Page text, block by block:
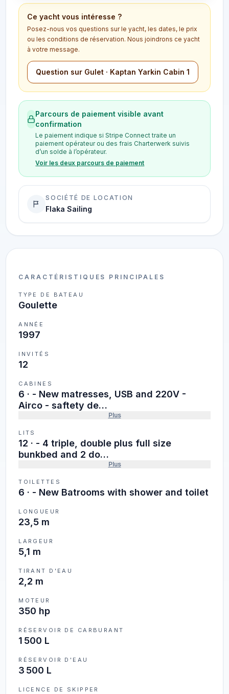
CARACTÉRISTIQUES PRINCIPALES
TYPE DE BATEAU
Goulette
ANNÉE
1997
INVITÉS
12
CABINES
6 · - New matresses, USB and 220V -
Airco - saftety de…
Plus
LITS
12 · - 4 triple, double plus full size
bunkbed and 2 do…
Plus
TOILETTES
6 · - New Batrooms with shower and toilet
LONGUEUR
23,5 m
LARGEUR
5,1 m
TIRANT D'EAU
2,2 m
MOTEUR
350 hp
RÉSERVOIR DE CARBURANT
1 500 L
RÉSERVOIR D'EAU
3 500 L
LICENCE DE SKIPPER
Ce yacht vous intéresse ?
Posez-nous vos questions sur le yacht, les dates, le prix
ou les conditions de réservation. Nous joindrons ce yacht
à votre message.
Question sur Gulet · Kaptan Yarkin Cabin 1
Parcours de paiement visible avant
confirmation
Le paiement indique si Stripe Connect traite un
paiement opérateur ou des frais Charterwerk suivis
d’un solde à l’opérateur.
Voir les deux parcours de paiement
SOCIÉTÉ DE LOCATION
Flaka Sailing